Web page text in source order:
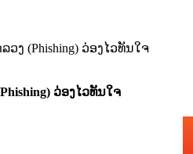
ງ (Phishing) ວ່ອງໄວທັນໃຈ
ວ່ອງໄວທັນໃຈ